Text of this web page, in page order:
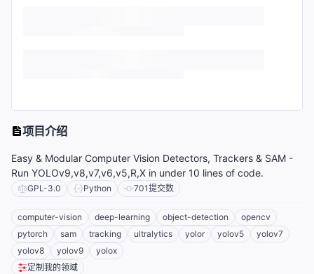
项目介绍
Easy & Modular Computer Vision Detectors, Trackers & SAM -
Run YOLOv9,v8,v7,v6,v5,R,X in under 10 lines of code.
GPL-3.0 Python 701提交数
computer-vision deep-learning object-detection
opencv
pytorch
sam tracking ultralytics yolor yolov5
yolov7
yolov8
yolov9
yolox
定制我的领域